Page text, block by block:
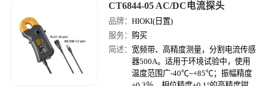
CT6844-05 AC/DC电流探头
品牌：HIOKI(日置)
服务： 购买
简述： 宽频带、高精度测量，分割电流传感
器500A。适用于环境试验中，使用
温度范围广-40℃~+85℃；振幅精度